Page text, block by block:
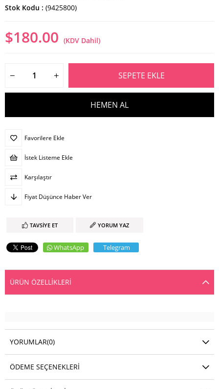
Stok Kodu (9425800)
$180.00 (KDV Dahil)
Favorilere Ekle
İstek Listeme Ekle
Karşılaştır
Fiyat Düşünce Haber Ver
TAVSIYE ET YORUM YAZ
WhatsApp Telegram
ÜRÜN ÖZELLIKLERI
YORUMLAR(0)
ÖDEME SEÇENEKLERI